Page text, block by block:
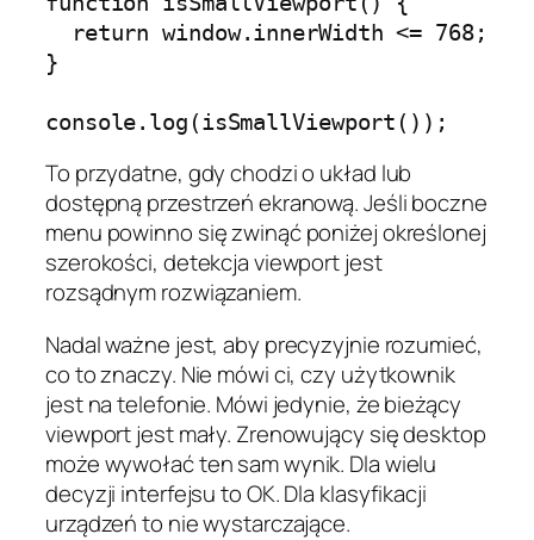
}
To przydatne, gdy chodzi o układ lub
dostępną przestrzeń ekranową. Jeśli boczne
menu powinno się zwinąć poniżej określonej
szerokości, detekcja viewport jest
rozsądnym rozwiązaniem.
Nadal ważne jest, aby precyzyjnie rozumieć,
co to znaczy. Nie mówi ci, czy użytkownik
jest na telefonie. Mówi jedynie, że bieżący
viewport jest mały. Zrenowujący się desktop
może wywołać ten sam wynik. Dla wielu
decyzji interfejsu to OK. Dla klasyfikacji
urządzeń to nie wystarczające.